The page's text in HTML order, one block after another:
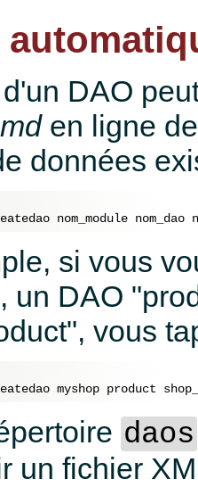
DAO
en ligne
données
si vous
un DAO
vous
daos
un fichier